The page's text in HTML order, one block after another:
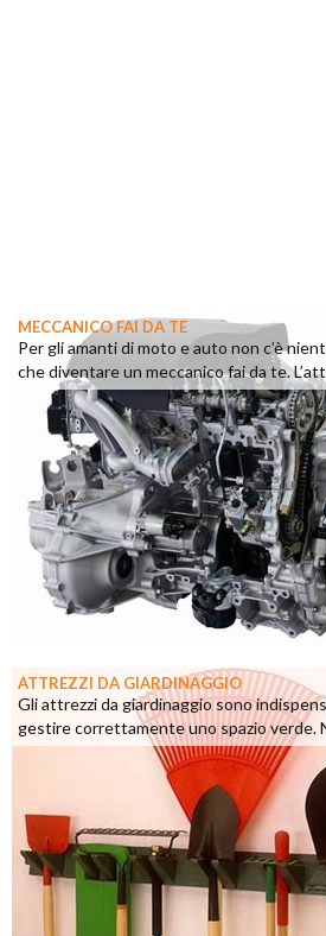
MECCANICO FAI DA TE
Per gli amanti di moto e auto non c’è
che diventare un meccanico fai da te.
ATTREZZI DA GIARDINAGGIO
Gli attrezzi da giardinaggio sono
gestire correttamente uno spazio verde.